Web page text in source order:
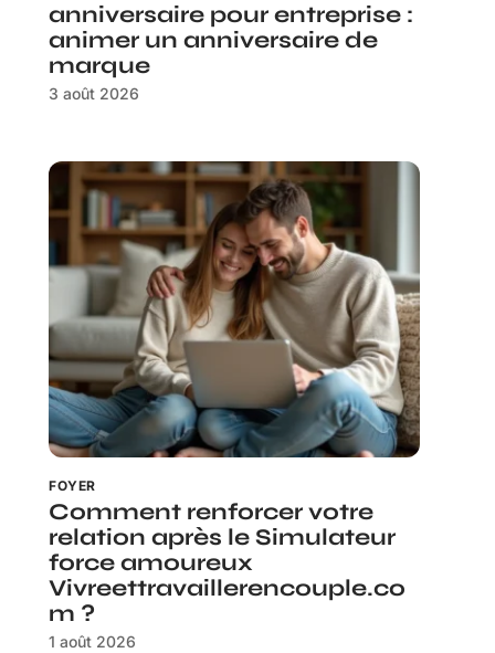
anniversaire pour entreprise :
animer un anniversaire de
marque
3 août 2026
FOYER
Comment renforcer votre
relation après le Simulateur
force amoureux
Vivreettravaillerencouple.co
m ?
1 août 2026